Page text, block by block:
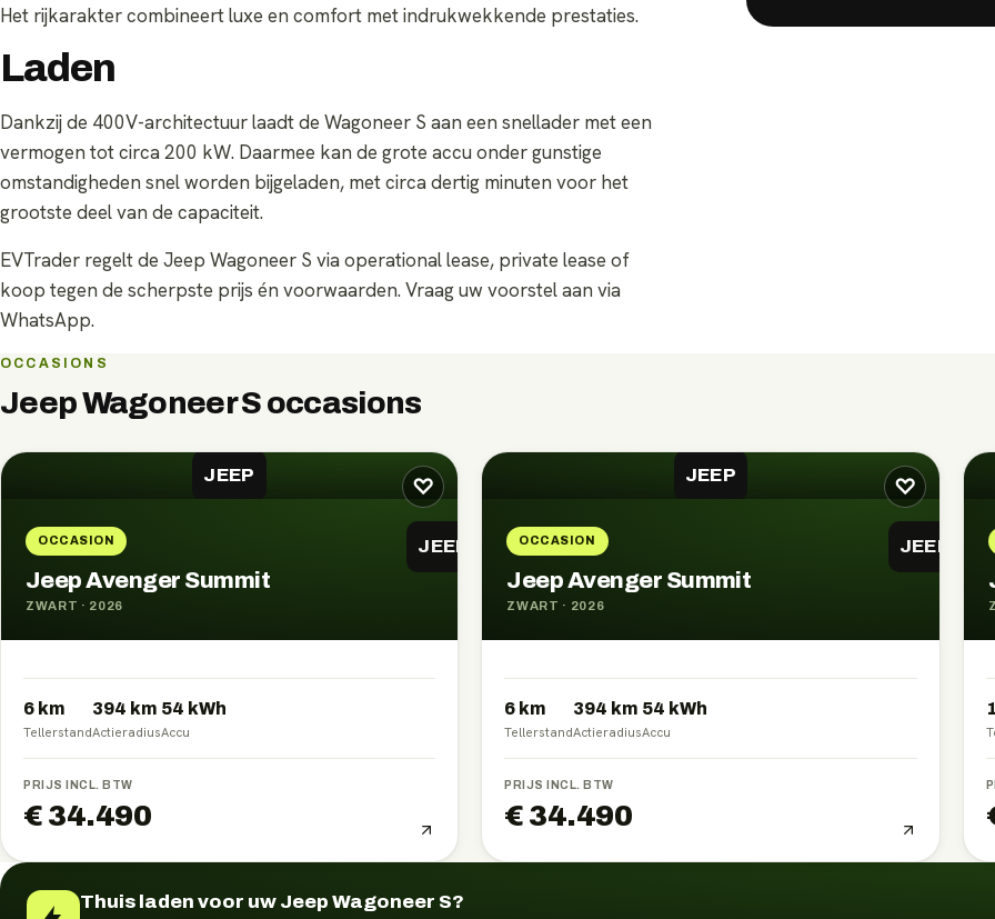
Het rijkarakter combineert luxe en comfort met indrukwekkende prestaties.
Laden
Dankzij de 400V-architectuur laadt de Wagoneer S aan een snellader met een
vermogen tot circa 200 kW. Daarmee kan de grote accu onder gunstige
omstandigheden snel worden bijgeladen, met circa dertig minuten voor het
grootste deel van de capaciteit.
EVTrader regelt de Jeep Wagoneer S via operational lease, private lease of
koop tegen de scherpste prijs én voorwaarden. Vraag uw voorstel aan via
WhatsApp.
OCCASIONS
Jeep Wagoneer Soccasions
♡
JEEP
OCCASION JEEP
Jeep Avenger Summit
ZWART · 2026
6 km
Tellerstand
394 km
Actieradius
54 kWh
Accu
PRIJS INCL. BTW
€ 34.490
♡
JEEP
OCCASION JEEP
Jeep Avenger Summit
ZWART · 2026
6 km
Tellerstand
394 km
Actieradius
54 kWh
Accu
PRIJS INCL. BTW
€ 34.490
Thuis laden voor uw Jeep Wagoneer S?